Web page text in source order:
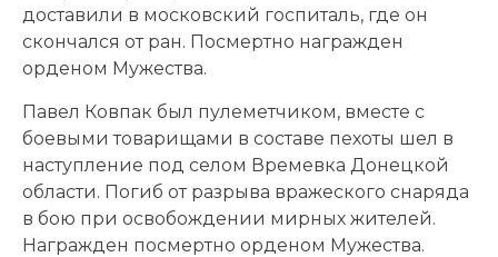
доставили в московский госпиталь, где он
скончался от ран. Посмертно награжден
орденом Мужества.
Павел Ковпак был пулеметчиком, вместе с
боевыми товарищами в составе пехоты шел в
наступление под селом Времевка Донецкой
области. Погиб от разрыва вражеского снаряда
в бою при освобождении мирных жителей.
Награжден посмертно орденом Мужества.